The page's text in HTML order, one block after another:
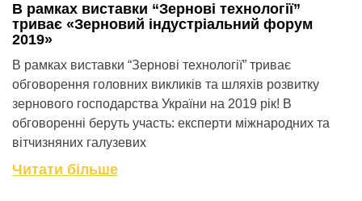
В рамках виставки “Зернові технології”
триває «Зерновий індустріальний форум
2019»
В рамках виставки “Зернові технології” триває
обговорення головних викликів та шляхів розвитку
зернового господарства України на 2019 рік! В
обговоренні беруть участь: експерти міжнародних та
вітчизняних галузевих
Читати більше